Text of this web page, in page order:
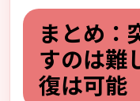
まとめ：
すのは難
復は可能